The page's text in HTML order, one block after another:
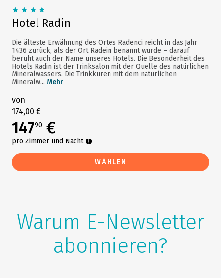
Hotel Radin
Die älteste Erwähnung des Ortes Radenci reicht in das Jahr
1436 zurück, als der Ort Radein benannt wurde – darauf
beruht auch der Name unseres Hotels. Die Besonderheit des
Hotels Radin ist der Trinksalon mit der Quelle des natürlichen
Mineralwassers. Die Trinkkuren mit dem natürlichen
Mineralw... Mehr
von
174,00 €
14790 €
pro Zimmer und Nacht
WÄHLEN
Warum E-Newsletter
abonnieren?